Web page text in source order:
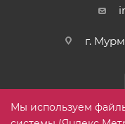
г.
Мы используем